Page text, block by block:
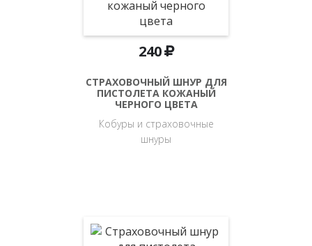
240
СТРАХОВОЧНЫЙ ШНУР ДЛЯ
ПИСТОЛЕТА КОЖАНЫЙ
ЧЕРНОГО ЦВЕТА
Кобуры и страховочные
шнуры